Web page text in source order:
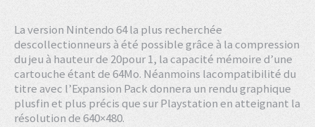
La version Nintendo 64 la plus recherchée
descollectionneurs à été possible grâce à la compression
du jeu à hauteur de 20pour 1, la capacité mémoire d’une
cartouche étant de 64Mo. Néanmoins lacompatibilité du
titre avec l’Expansion Pack donnera un rendu graphique
plusfin et plus précis que sur Playstation en atteignant la
résolution de 640×480.